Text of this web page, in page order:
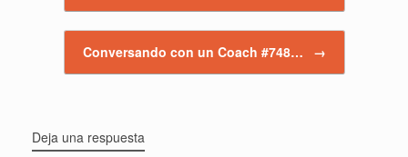
Conversando con un Coach #748… →
Deja una respuesta